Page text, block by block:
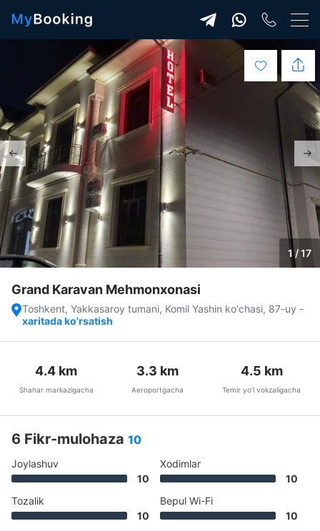
1 / 17
Grand Karavan Mehmonxonasi
Toshkent, Yakkasaroy tumani, Komil Yashin ko'chasi, 87-uy -
xaritada ko'rsatish
4.4 km
Shahar markazigacha
3.3 km
Aeroportgacha
4.5 km
Temir yo’l vokzaligacha
6 Fikr-mulohaza 10
Joylashuv
10
Tozalik
10
Xodimlar
10
Bepul Wi-Fi
10